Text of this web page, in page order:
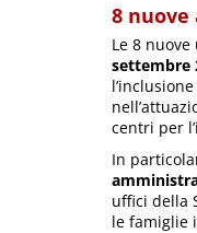
8 nuove
Le 8
settembre
centri per
In
uffici della
le famiglie